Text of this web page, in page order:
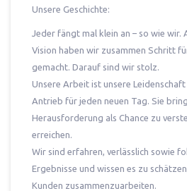
Unsere Geschichte:
Jeder fängt mal klein an – so wie wir.
Vision haben wir zusammen Schritt
gemacht. Darauf sind wir stolz.
Unsere Arbeit ist unsere
Antrieb für jeden neuen Tag. Sie
Herausforderung als Chance zu
erreichen.
Wir sind erfahren, verlässlich sowie
Ergebnisse und wissen es zu
Kunden zusammenzuarbeiten.